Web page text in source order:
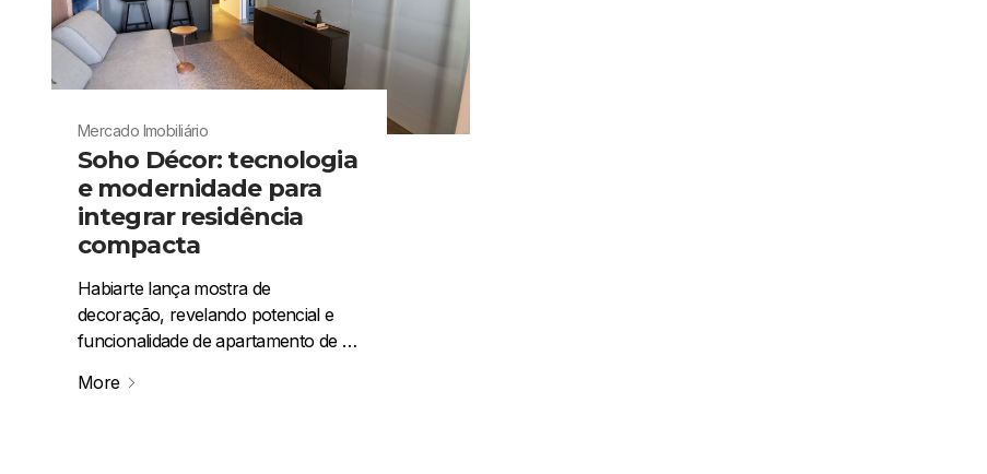
Mercado Imobiliário
Soho Décor: tecnologia
e modernidade para
integrar residência
compacta
Habiarte lança mostra de
decoração, revelando potencial e
funcionalidade de apartamento de …
More